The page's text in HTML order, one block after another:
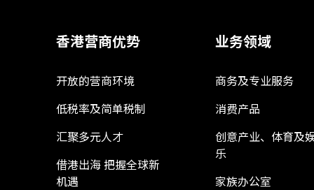
香港营商优势
开放的营商环境
低税率及简单税制
汇聚多元人才
借港出海 把握全球新
机遇
业务领域
商务及专业服务
消费产品
创意产业、体育及
乐
家族办公室